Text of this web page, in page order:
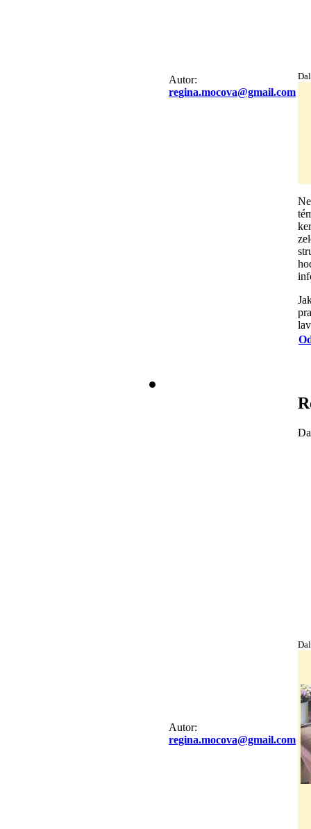
Autor:
regina.mocova@gmail.com
Autor:
regina.mocova@gmail.com